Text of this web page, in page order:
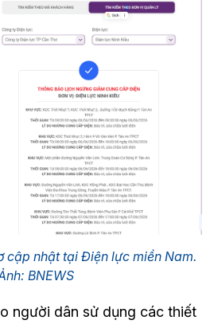
cập nhật tại Điện lực miền Nam.
BNEWS
người dân sử dụng các thiết